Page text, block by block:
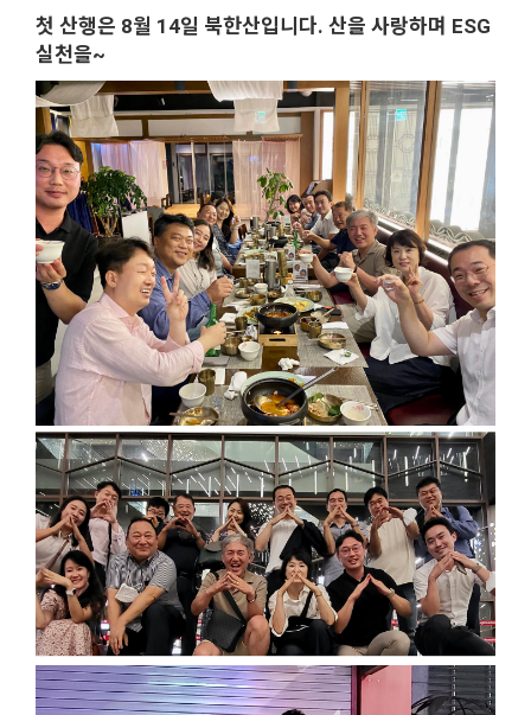
첫 산행은 8월 14일 북한산입니다. 산을 사랑하며 ESG
실천을~